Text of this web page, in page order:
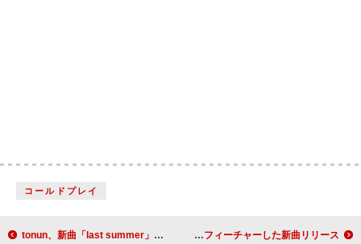
コールドプレイ
tonun、新曲「last summer」配信リリース＆フォトリリックビデオ公開 The Love Experiment、グラミー受賞シンガーJ.ホアードをフィーチャーした新曲リリース